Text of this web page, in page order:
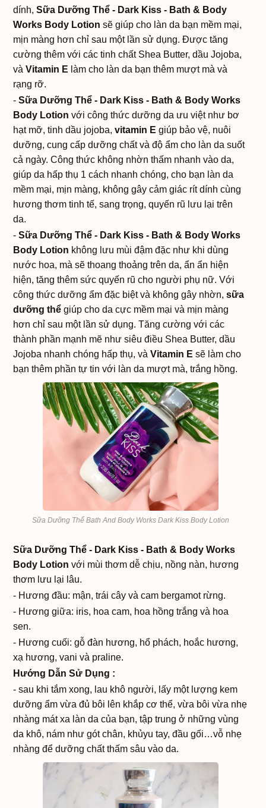
dính, Sữa Dưỡng Thể - Dark Kiss - Bath & Body
Works Body Lotion sẽ giúp cho làn da bạn mềm mại,
mịn màng hơn chỉ sau một lần sử dụng. Được tăng
cường thêm với các tinh chất Shea Butter, dầu Jojoba,
và Vitamin E làm cho làn da bạn thêm mượt mà và
rạng rỡ.
- Sữa Dưỡng Thể - Dark Kiss - Bath & Body Works
Body Lotion với công thức dưỡng da ưu việt như bơ
hạt mỡ, tinh dầu jojoba, vitamin E giúp bảo vệ, nuôi
dưỡng, cung cấp dưỡng chất và độ ẩm cho làn da suốt
cả ngày. Công thức không nhờn thấm nhanh vào da,
giúp da hấp thụ 1 cách nhanh chóng, cho bạn làn da
mềm mại, mịn màng, không gây cảm giác rít dính cùng
hương thơm tinh tế, sang trọng, quyến rũ lưu lại trên
da.
- Sữa Dưỡng Thể - Dark Kiss - Bath & Body Works
Body Lotion không lưu mùi đậm đặc như khi dùng
nước hoa, mà sẽ thoang thoảng trên da, ẩn ẩn hiện
hiện, tăng thêm sức quyến rũ cho người phụ nữ. Với
công thức dưỡng ẩm đặc biệt và không gây nhờn, sữa
dưỡng thể giúp cho da cực mềm mại và mịn màng
hơn chỉ sau một lần sử dụng. Tăng cường với các
thành phần mạnh mẽ như siêu điều Shea Butter, dầu
Jojoba nhanh chóng hấp thụ, và Vitamin E sẽ làm cho
bạn thêm phần tự tin với làn da mượt mà, trắng hồng.
Sữa Dưỡng Thể Bath And Body Works Dark Kiss Body Lotion
Sữa Dưỡng Thể - Dark Kiss - Bath & Body Works
Body Lotion với mùi thơm dễ chịu, nồng nàn, hương
thơm lưu lại lâu.
- Hương đầu: mận, trái cây và cam bergamot rừng.
- Hương giữa: iris, hoa cam, hoa hồng trắng và hoa
sen.
- Hương cuối: gỗ đàn hương, hổ phách, hoắc hương,
xạ hương, vani và praline.
Hướng Dẫn Sử Dụng :
- sau khi tắm xong, lau khô người, lấy một lượng kem
dưỡng ẩm vừa đủ bôi lên khắp cơ thể, vừa bôi vừa nhẹ
nhàng mát xa làn da của bạn, tập trung ở những vùng
da khô, nám như gót chân, khủyu tay, đầu gối…vỗ nhẹ
nhàng để dưỡng chất thấm sâu vào da.